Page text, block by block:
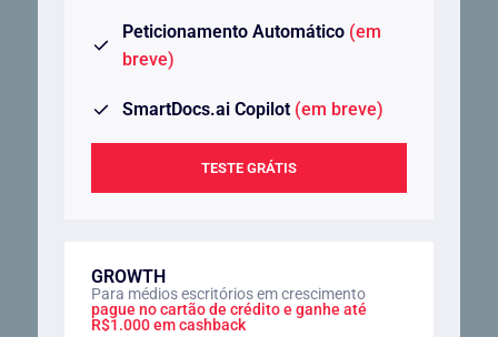
Peticionamento Automático (em
breve)
SmartDocs.ai Copilot (em breve)
TESTE GRÁTIS
GROWTH
Para médios escritórios em crescimento
pague no cartão de crédito e ganhe até
R$1.000 em cashback